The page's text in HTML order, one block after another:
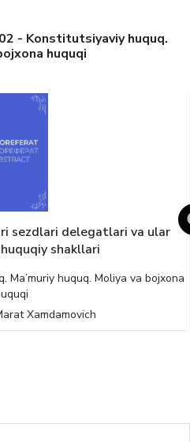
- Konstitutsiyaviy huquq.
huquqi
sezdlari delegatlari va ular
shakllari
Ma’muriy huquq. Moliya va bojxona
Xamdamovich